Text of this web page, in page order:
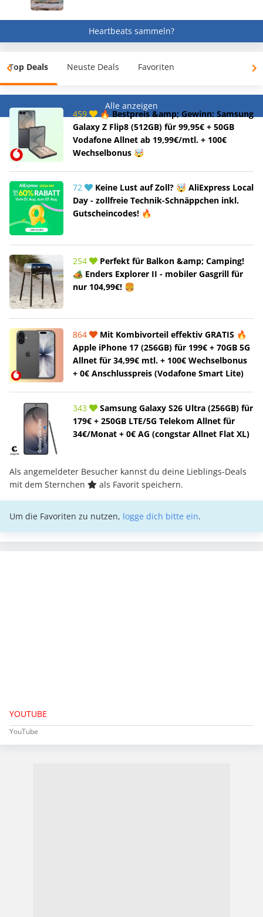
Heartbeats sammeln?
Top Deals Neuste Deals Favoriten
Alle anzeigen
459
🔥 Bestpreis &amp; Gewinn: Samsung
Galaxy Z Flip8 (512GB) für 99,95€ + 50GB
Vodafone Allnet ab 19,99€/mtl. + 100€
Wechselbonus 🤯
72
Keine Lust auf Zoll? 🤯 AliExpress Local
Day - zollfreie Technik-Schnäppchen inkl.
Gutscheincodes! 🔥
254
Perfekt für Balkon &amp; Camping!
🏕️ Enders Explorer II - mobiler Gasgrill für
nur 104,99€! 🍔
864
Mit Kombivorteil effektiv GRATIS 🔥
Apple iPhone 17 (256GB) für 199€ + 70GB 5G
Allnet für 34,99€ mtl. + 100€ Wechselbonus
+ 0€ Anschlusspreis (Vodafone Smart Lite)
343
Samsung Galaxy S26 Ultra (256GB) für
179€ + 250GB LTE/5G Telekom Allnet für
34€/Monat + 0€ AG (congstar Allnet Flat XL)
Als angemeldeter Besucher kannst du deine Lieblings-Deals
mit dem Sternchen
als Favorit speichern.
Um die Favoriten zu nutzen, logge dich bitte ein.
YOUTUBE
YouTube